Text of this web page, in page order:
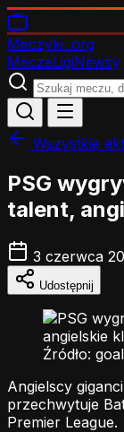
Meczyki .org
MeczeLigiNewsy
Wszystkie
PSG
talent,
3 czerwca
Udostępnij
Źródło:
Angielscy
przechwytuje
Premier League.